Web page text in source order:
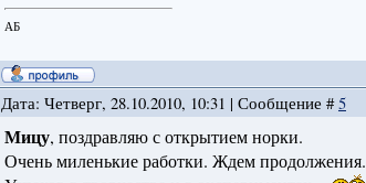
АБ
Дата: Четверг, 28.10.2010, 10:31 | Сообщение #5
Мицу, поздравляю с открытием норки.
Очень миленькие работки. Ждем продолжения.